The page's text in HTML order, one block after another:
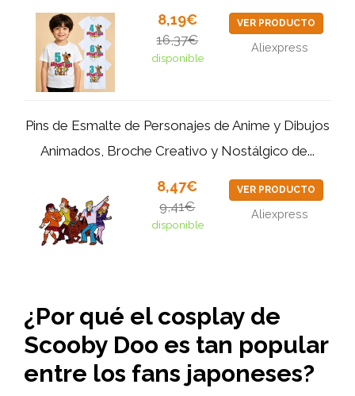
8,19€
16,37€
disponible
VER PRODUCTO
Aliexpress
Pins de Esmalte de Personajes de Anime y Dibujos
Animados, Broche Creativo y Nostálgico de...
8,47€
9,41€
disponible
VER PRODUCTO
Aliexpress
¿Por qué el cosplay de
Scooby Doo es tan popular
entre los fans japoneses?